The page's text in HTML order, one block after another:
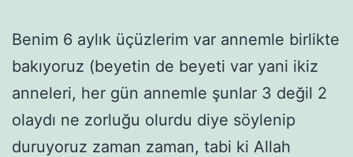
Benim 6 aylık üçüzlerim var annemle birlikte
bakıyoruz (beyetin de beyeti var yani ikiz
anneleri, her gün annemle şunlar 3 değil 2
olaydı ne zorluğu olurdu diye söylenip
duruyoruz zaman zaman, tabi ki Allah